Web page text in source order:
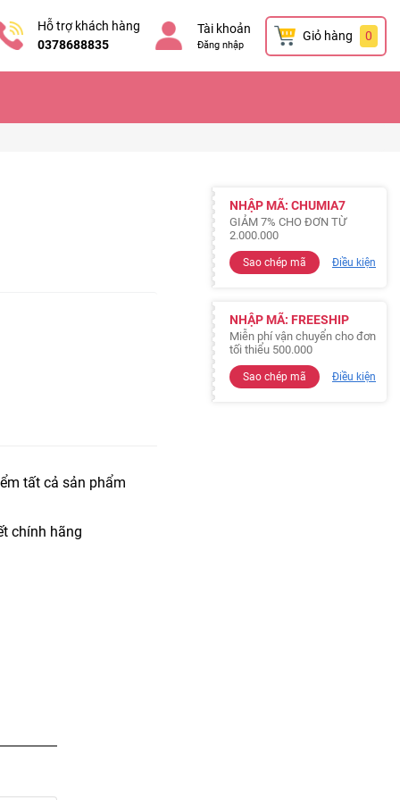
Hỗ trợ khách hàng
0378688835
Tài khoản
Đăng nhập
Giỏ hàng 0
tất cả sản phẩm
chính hãng
NHẬP MÃ: CHUMIA7
GIẢM 7% CHO ĐƠN TỪ
2.000.000
Sao chép mã Điều kiện
NHẬP MÃ: FREESHIP
Miễn phí vận chuyển cho đơn
tối thiểu 500.000
Sao chép mã Điều kiện